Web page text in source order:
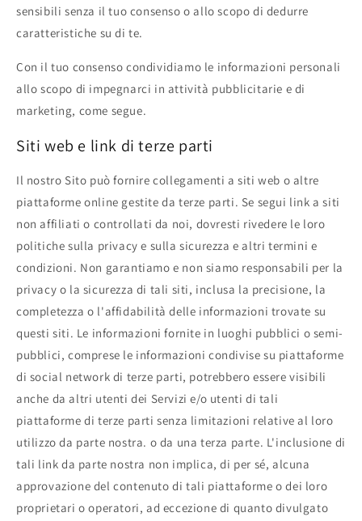
sensibili senza il tuo consenso o allo scopo di dedurre
caratteristiche su di te.
Con il tuo consenso condividiamo le informazioni personali
allo scopo di impegnarci in attività pubblicitarie e di
marketing, come segue.
Siti web e link di terze parti
Il nostro Sito può fornire collegamenti a siti web o altre
piattaforme online gestite da terze parti. Se segui link a siti
non affiliati o controllati da noi, dovresti rivedere le loro
politiche sulla privacy e sulla sicurezza e altri termini e
condizioni. Non garantiamo e non siamo responsabili per la
privacy o la sicurezza di tali siti, inclusa la precisione, la
completezza o l'affidabilità delle informazioni trovate su
questi siti. Le informazioni fornite in luoghi pubblici o semi-
pubblici, comprese le informazioni condivise su piattaforme
di social network di terze parti, potrebbero essere visibili
anche da altri utenti dei Servizi e/o utenti di tali
piattaforme di terze parti senza limitazioni relative al loro
utilizzo da parte nostra. o da una terza parte. L'inclusione di
tali link da parte nostra non implica, di per sé, alcuna
approvazione del contenuto di tali piattaforme o dei loro
proprietari o operatori, ad eccezione di quanto divulgato